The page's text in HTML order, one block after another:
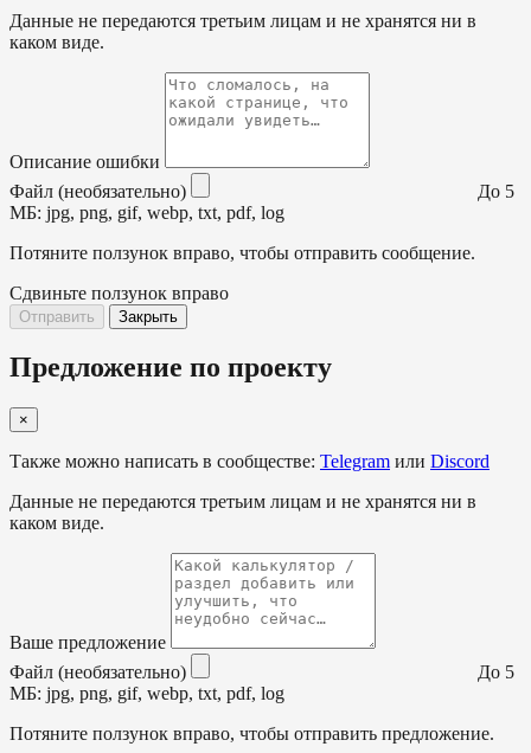
Данные не передаются третьим лицам и не хранятся ни в
каком виде.
Описание ошибки
Файл (необязательно)
До 5
МБ: jpg, png, gif, webp, txt, pdf, log
Потяните ползунок вправо, чтобы отправить сообщение.
Сдвиньте ползунок вправо
Отправить Закрыть
Предложение по проекту
×
Также можно написать в сообществе: Telegram или Discord
Данные не передаются третьим лицам и не хранятся ни в
каком виде.
Ваше предложение
Файл (необязательно)
До 5
МБ: jpg, png, gif, webp, txt, pdf, log
Потяните ползунок вправо, чтобы отправить предложение.